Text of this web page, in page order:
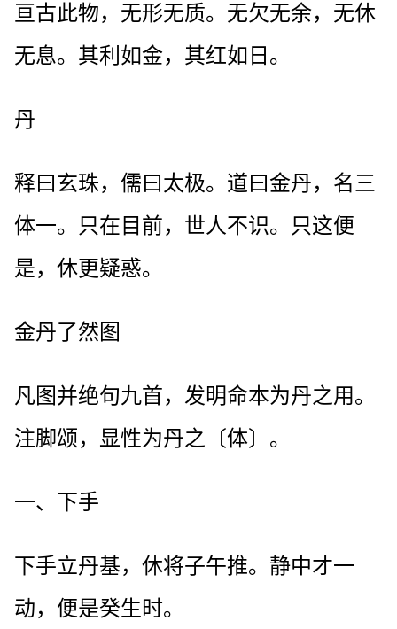
亘古此物，无形无质。无欠无余，无休
无息。其利如金，其红如日。
丹
释曰玄珠，儒曰太极。道曰金丹，名三
体一。只在目前，世人不识。只这便
是，休更疑惑。
金丹了然图
凡图并绝句九首，发明命本为丹之用。
注脚颂，显性为丹之〔体〕。
一、下手
下手立丹基，休将子午推。静中才一
动，便是癸生时。